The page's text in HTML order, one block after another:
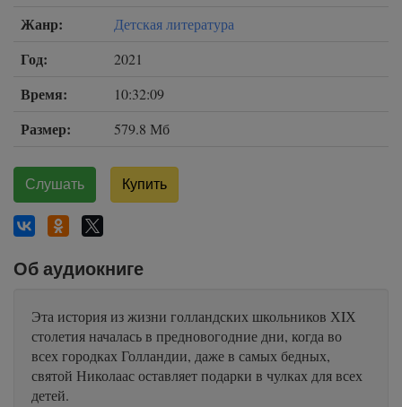
Жанр: Детская литература
Год: 2021
Время: 10:32:09
Размер: 579.8 Мб
Слушать Купить
Об аудиокниге
Эта история из жизни голландских школьников ХIХ
столетия началась в предновогодние дни, когда во
всех городках Голландии, даже в самых бедных,
святой Николаас оставляет подарки в чулках для всех
детей.